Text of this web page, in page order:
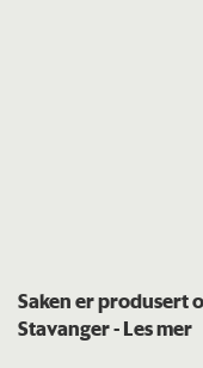
Saken er produsert
Stavanger- Les mer